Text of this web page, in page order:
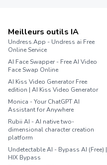
Meilleurs outils IA
Undress.App - Undress ai Free
Online Service
AI Face Swapper - Free AI Video
Face Swap Online
AI Kiss Video Generator Free
edition | AI Kiss Video Generator
Monica - Your ChatGPT AI
Assistant for Anywhere
Rubii AI - AI native two-
dimensional character creation
platform
Undetectable AI - Bypass AI (Free) |
HIX Bypass